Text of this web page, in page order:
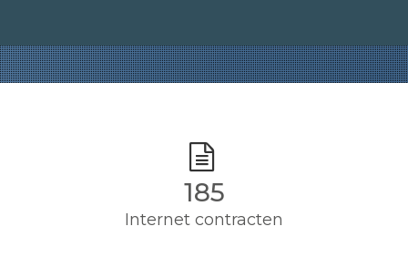
185
Internet contracten